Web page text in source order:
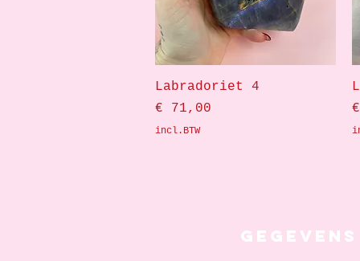
Snel overzicht
Labradoriet 4
Prijs
€ 71,00
incl.BTW
Gegevens